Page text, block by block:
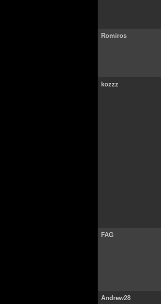
Romiros
kozzz
FAG
Andrew28